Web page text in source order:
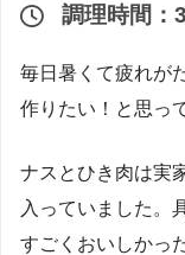
調理時間：
毎日暑くて疲れが
作りたい！と思っ
ナスとひき肉は実
入っていました。
すごくおいしかっ